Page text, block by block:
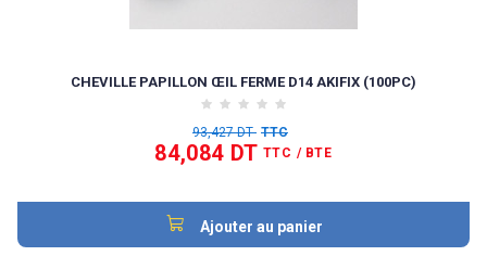
CHEVILLE PAPILLON ŒIL FERME D14 AKIFIX (100PC)
93,427 DT TTC
84,084 DT TTC / BTE
Ajouter au panier